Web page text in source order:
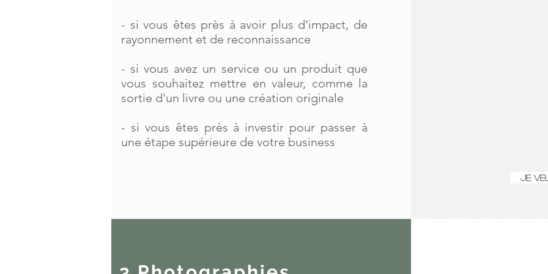
- si vous êtes près à avoir plus d'impact, de
rayonnement et de reconnaissance
- si vous avez un service ou un produit que
vous souhaitez mettre en valeur, comme la
sortie d'un livre ou une création originale
- si vous êtes près à investir pour passer à
une étape supérieure de votre business
JE